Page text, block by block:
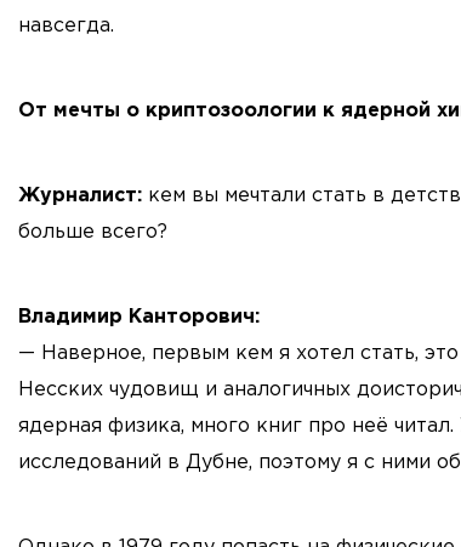
навсегда.
От мечты о криптозоологии к ядерной
Журналист: кем вы мечтали стать в
больше всего?
Владимир Канторович:
— Наверное, первым кем я хотел стать,
Несских чудовищ и аналогичных
ядерная физика, много книг про неё
исследований в Дубне, поэтому я с ними